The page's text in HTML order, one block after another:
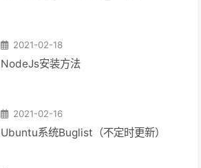
2021-02-18
NodeJs安装方法
2021-02-16
Ubuntu系统Buglist（不定时更新）